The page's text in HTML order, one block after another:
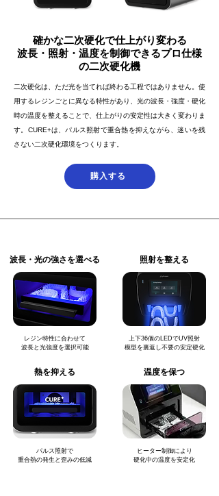
確かな二次硬化で仕上がり変わる
波長・照射・温度を制御できるプロ仕様
の二次硬化機
二次硬化は、ただ光を当てれば終わる工程ではありません。 使
用するレジンごとに異なる特性があり、 光の波長・強度・硬化
時の温度を整えることで、 仕上がりの安定性は大きく変わりま
す。 CURE+は、パルス照射で重合熱を抑えながら、迷いを残
さない二次硬化環境をつくります。
購入する
波長・光の強さを選べる
レジン特性に合わせて
波長と光強度を選択可能
熱を抑える
パルス照射で
重合熱の発生と歪みの低減
照射を整える
上下36個のLEDでUV照射
模型を裏返し不要の安定硬化
温度を保つ
ヒーター​制御により
硬化中の温度を安定化